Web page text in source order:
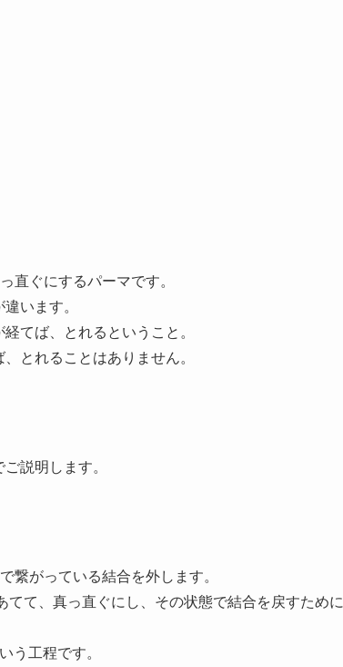
直ぐにするパーマです。
います。
てば、とれるということ。
とれることはありません。
説明します。
繋がっている結合を外します。
て、真っ直ぐにし、その状態で結合を戻すために
う工程です。